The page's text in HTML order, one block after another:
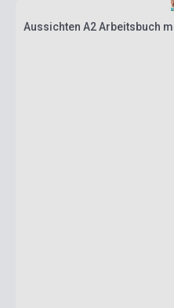
Aussichten A2 Arbeitsbuch